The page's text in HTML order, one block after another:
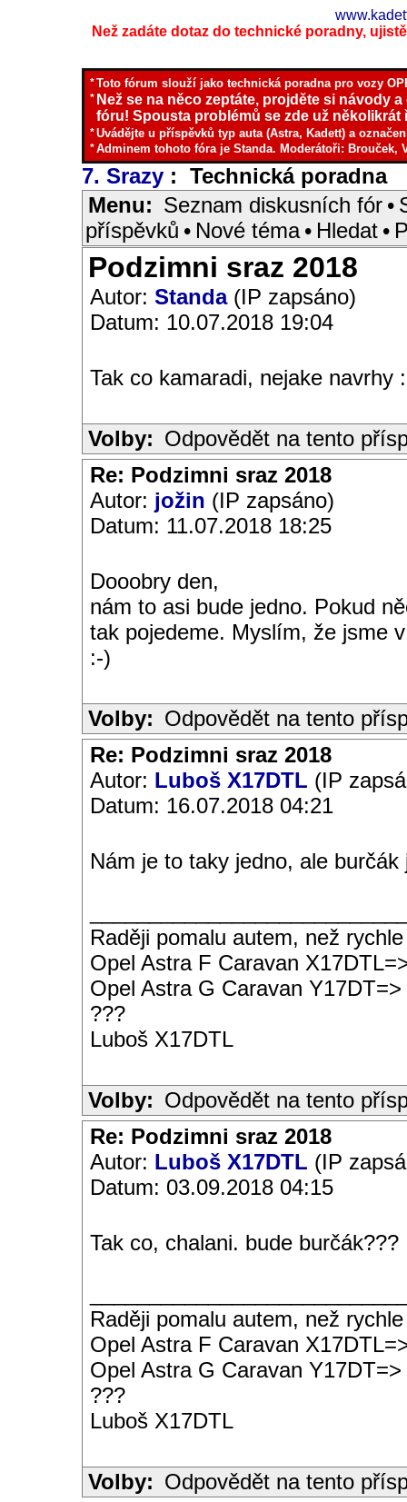
Než zadáte dotaz do technické poradny,
*Toto fórum slouží jako technická poradna pro vozy
* Než se na něco zeptáte, projděte si návody
fóru! Spousta problémů se zde už několikrát
*Uvádějte u příspěvků typ auta (Astra, Kadett) a
*Adminem tohoto fóra je Standa. Moderátoři: Brouček,
7. Srazy : Technická poradna
Menu: Seznam diskusních fór •
příspěvků • Nové téma • Hledat •
Podzimni sraz 2018
Autor: Standa(IP zapsáno)
Datum: 10.07.2018 19:04
Tak co kamaradi, nejake navrhy
Volby: Odpovědět na tento
Re: Podzimni sraz 2018
Autor: jožin (IP zapsáno)
Datum: 11.07.2018 18:25
Dooobry den,
nám to asi bude jedno. Pokud
tak pojedeme. Myslím, že jsme
:-)
Volby: Odpovědět na tento
Re: Podzimni sraz 2018
Autor: Luboš X17DTL (IP
Datum: 16.07.2018 04:21
Nám je to taky jedno, ale burčák
Raději pomalu autem, než
Opel Astra F Caravan
Opel Astra G Caravan Y17DT=>
???
Luboš X17DTL
Volby: Odpovědět na tento
Re: Podzimni sraz 2018
Autor: Luboš X17DTL (IP
Datum: 03.09.2018 04:15
Tak co, chalani. bude burčák???
Raději pomalu autem, než
Opel Astra F Caravan
Opel Astra G Caravan Y17DT=>
???
Luboš X17DTL
Volby: Odpovědět na tento